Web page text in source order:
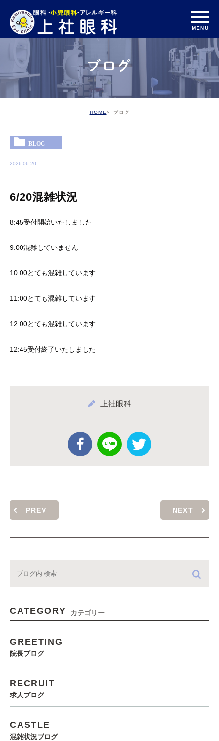
ブログ
HOME ブログ
BLOG
2026.06.20
6/20混雑状況
8:45受付開始いたしました
9:00混雑していません
10:00とても混雑しています
11:00とても混雑しています
12:00とても混雑しています
12:45受付終了いたしました
上社眼科
PREV NEXT
CATEGORY カテゴリー
GREETING
院長ブログ
RECRUIT
求人ブログ
CASTLE
混雑状況ブログ